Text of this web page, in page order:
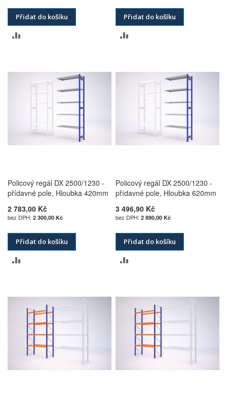
Přidat do košíku
POROVNÁNÍ
Přidat do košíku
POROVNÁNÍ
Policový regál DX 2500/1230 -
přídavné pole, Hloubka 420mm
2 783,00 Kč
2 300,00 Kč
Přidat do košíku
POROVNÁNÍ
Policový regál DX 2500/1230 -
přídavné pole, Hloubka 620mm
3 496,90 Kč
2 890,00 Kč
Přidat do košíku
POROVNÁNÍ